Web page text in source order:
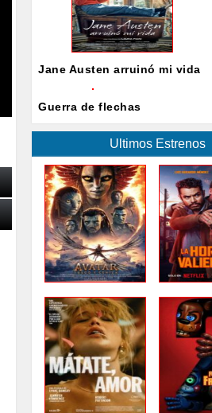
Jane Austen arruinó mi vida
Guerra de flechas
Ultimos Estrenos